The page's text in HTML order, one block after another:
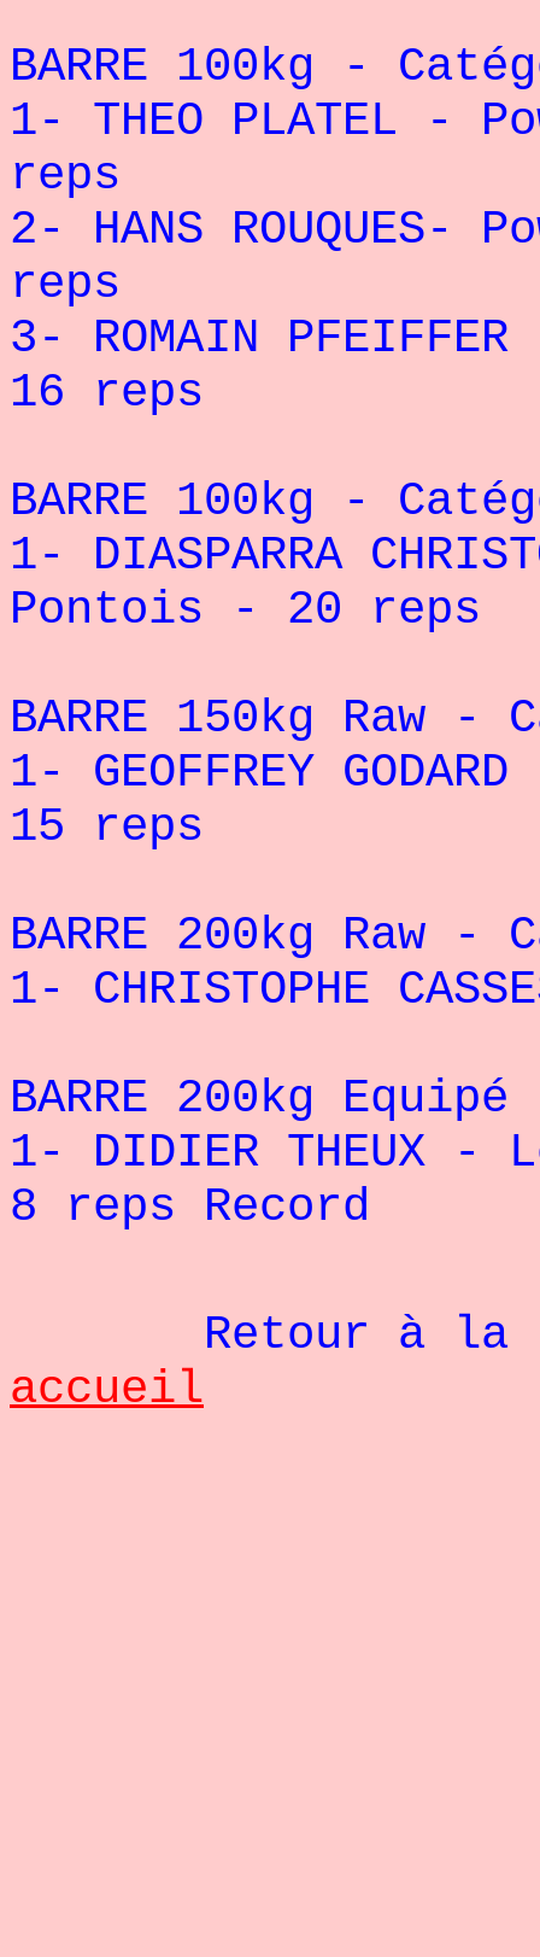
BARRE 100kg -
1- THEO PLATEL -
reps
2- HANS
reps
3- ROMAIN
16 reps
BARRE 100kg -
1- DIASPARRA
Pontois - 20 reps
BARRE 150kg Raw
1- GEOFFREY
15 reps
BARRE 200kg Raw
1- CHRISTOPHE
BARRE 200kg
1- DIDIER THEUX
8 reps Record
Retour à la
accueil